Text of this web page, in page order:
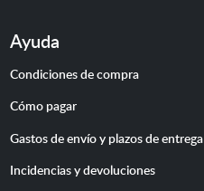
Ayuda
Condiciones de compra
Cómo pagar
Gastos de envío y plazos de entrega
Incidencias y devoluciones